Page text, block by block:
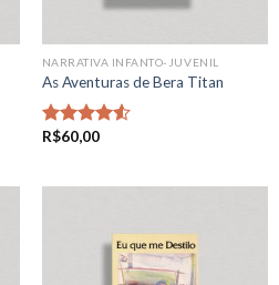
NARRATIVA INFANTO-JUVENIL
As Aventuras de Bera Titan
Avaliação
R$60,00